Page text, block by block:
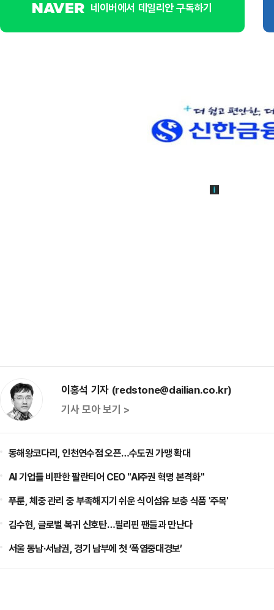
네이버에서 데일리안 구독하기
이홍석 기자 (redstone@dailian.co.kr)
기사 모아 보기 >
동해왕코다리, 인천연수점 오픈…수도권 가맹 확대
AI 기업들 비판한 팔란티어 CEO "AI주권 혁명 본격화"
푸룬, 체중 관리 중 부족해지기 쉬운 식이섬유 보충 식품 '주목'
김수현, 글로벌 복귀 신호탄…필리핀 팬들과 만난다
서울 동남·서남권, 경기 남부에 첫 ‘폭염중대경보’